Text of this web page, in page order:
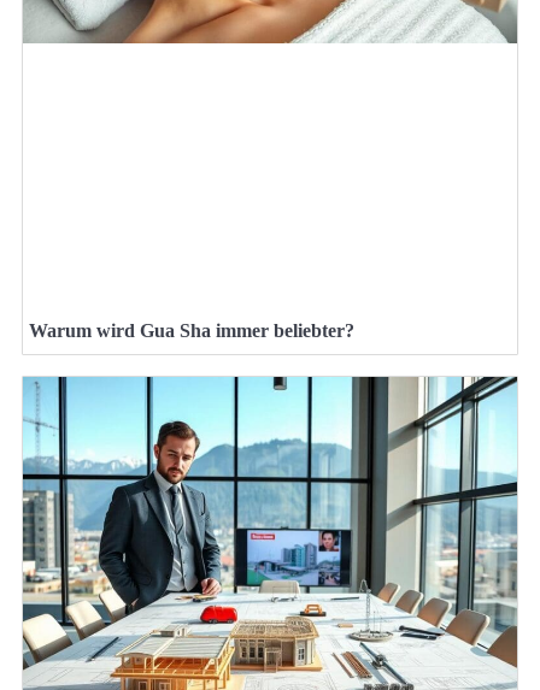
Warum wird Gua Sha immer beliebter?